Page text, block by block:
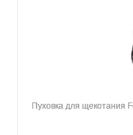
Пуховка для щекотания